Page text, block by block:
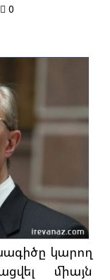
0
կարող
միայն